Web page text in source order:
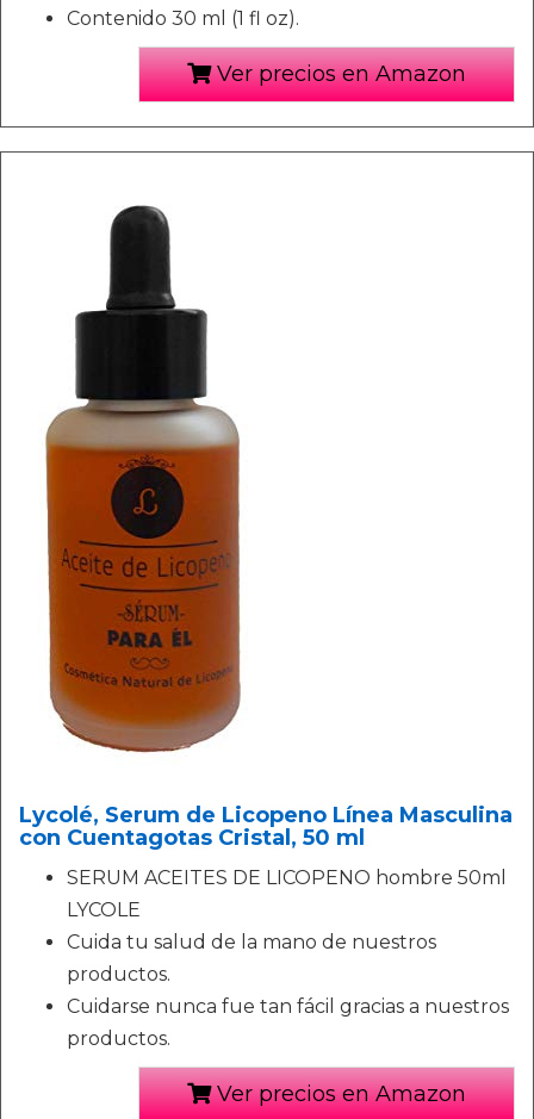
Contenido 30 ml (1 fl oz).
Ver precios en Amazon
Lycolé, Serum de Licopeno Línea Masculina
con Cuentagotas Cristal, 50 ml
SERUM ACEITES DE LICOPENO hombre 50ml
LYCOLE
Cuida tu salud de la mano de nuestros
productos.
Cuidarse nunca fue tan fácil gracias a nuestros
productos.
Ver precios en Amazon